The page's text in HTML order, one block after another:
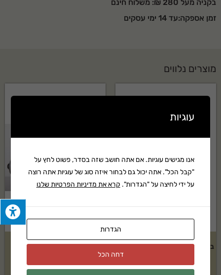
בקניה מעל 280 ₪: משלוח חינם
זמן אספקה:עד 14 ימי עסקים
מוצרים נלווים
בקר השקיה קו 1 ברמד דגם:BIC 1
₪329
עוגיות
אנו מגישים עוגיות. אם אתה חושב שזה בסדר, פשוט לחץ על
"קבל הכל". אתה יכול גם לבחור איזה סוג של עוגיות אתה רוצה
על ידי לחיצה על "הגדרות". קרא את מדיניות הפרטיות שלנו
הגדרות
דחה הכל